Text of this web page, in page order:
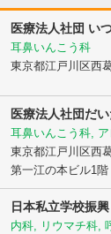
医療法人社団 い
耳鼻いんこう科
東京都江戸川区西
医療法人社団だ
耳鼻いんこう科,
東京都江戸川区西
第一江の本ビル1階
日本私立学校振
内科, リウマチ科,